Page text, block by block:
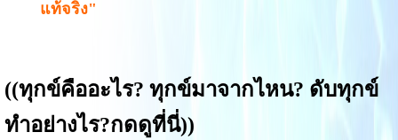
แท้จริง"
((ทุกข์คืออะไร? ทุกข์มาจากไหน? ดับทุกข์
ทำอย่างไร?กดดูที่นี่))